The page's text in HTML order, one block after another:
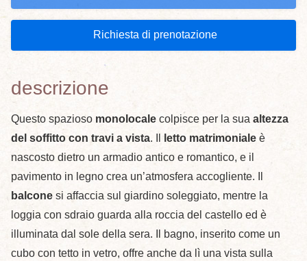
Richiesta di prenotazione
descrizione
Questo spazioso monolocale colpisce per la sua altezza
del soffitto con travi a vista. Il letto matrimoniale è
nascosto dietro un armadio antico e romantico, e il
pavimento in legno crea un’atmosfera accogliente. Il
balcone si affaccia sul giardino soleggiato, mentre la
loggia con sdraio guarda alla roccia del castello ed è
illuminata dal sole della sera. Il bagno, inserito come un
cubo con tetto in vetro, offre anche da lì una vista sulla